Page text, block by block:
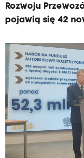
Rozwoju
pojawią się 42